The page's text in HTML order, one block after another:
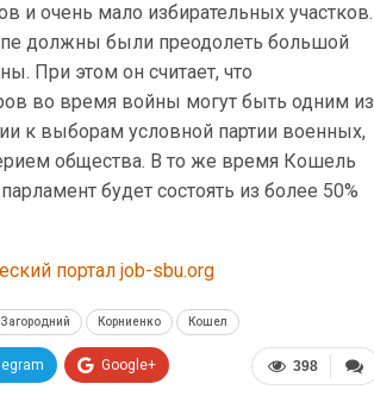
и очень мало избирательных участков.
должны были преодолеть большой
При этом он считает, что
во время войны могут быть одним из
к выборам условной партии военных,
общества. В то же время Кошель
будет состоять из более 50%
портал job-sbu.org
Загородний Корниенко Кошел
398
Google+